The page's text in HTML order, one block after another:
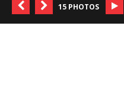
15 PHOTOS